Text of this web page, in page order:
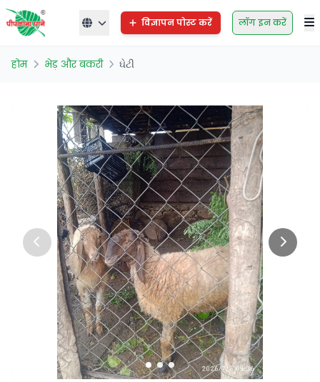
विज्ञापन पोस्ट करें लॉग इन करें
होम भेड़ और बकरी ઘેટી